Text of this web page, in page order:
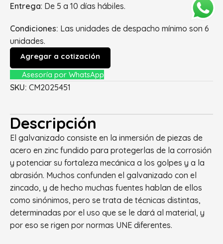
Entrega: De 5 a 10 días hábiles.
Condiciones: Las unidades de despacho mínimo son 6
unidades.
Agregar a cotización
Asesoría por WhatsApp
SKU: CM2025451
Descripción
El galvanizado consiste en la inmersión de piezas de
acero en zinc fundido para protegerlas de la corrosión
y potenciar su fortaleza mecánica a los golpes y a la
abrasión. Muchos confunden el galvanizado con el
zincado, y de hecho muchas fuentes hablan de ellos
como sinónimos, pero se trata de técnicas distintas,
determinadas por el uso que se le dará al material, y
por eso se rigen por normas UNE diferentes.